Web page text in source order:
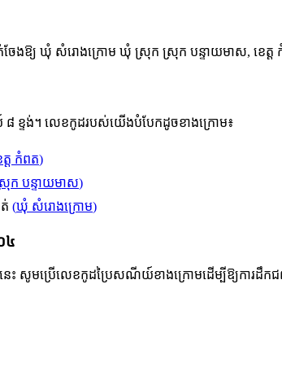
ែងឱ្យ ឃុំ សំរោងក្រោម ឃុំ ស្រុក ស្រុក បន្ទាយមាស, ខេត្ត
៨ ខ្ទង់។ លេខកូដរបស់យើងបំបែកដូចខាងក្រោម៖
ត្ត កំពត)
ក បន្ទាយមាស)
(ឃុំ សំរោងក្រោម)
៤
ះ សូមប្រើលេខកូដប្រៃសណីយ៍ខាងក្រោមដើម្បីឱ្យការដឹកជ